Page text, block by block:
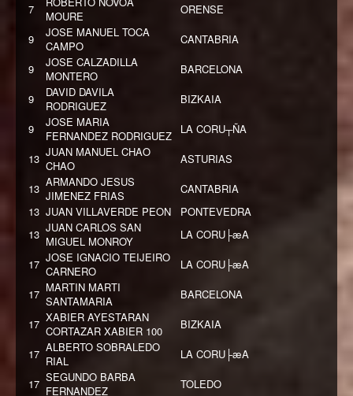
7
MOURE
ORENSE
9
JOSE MANUEL TOCA
CAMPO
CANTABRIA
9
JOSE CALZADILLA
MONTERO
BARCELONA
9
DAVID DAVILA
RODRIGUEZ
BIZKAIA
9
JOSE MARIA
FERNANDEZ RODRIGUEZ
LA CORU┬ÑA
13 JUAN MANUEL CHAO
CHAO
ASTURIAS
13 ARMANDO JESUS
JIMENEZ FRIAS
CANTABRIA
13 JUAN VILLAVERDE PEON
PONTEVEDRA
13 JUAN CARLOS SAN
MIGUEL MONROY
LA CORU├æA
17 JOSE IGNACIO TEIJEIRO
CARNERO
LA CORU├æA
17 MARTIN MARTI
SANTAMARIA
BARCELONA
17 XABIER AYESTARAN
CORTAZAR XABIER 100
BIZKAIA
17 ALBERTO SOBRALEDO
RIAL
LA CORU├æA
17 SEGUNDO BARBA
FERNANDEZ
TOLEDO